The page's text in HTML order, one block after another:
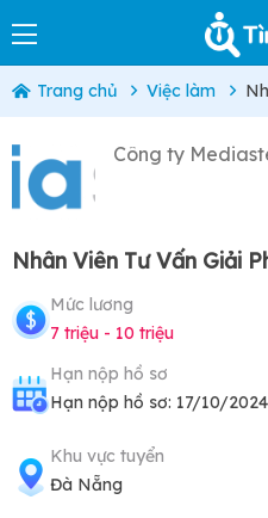
Trang chủ Việc làm
Công ty
Nhân Viên Tư Vấn Giải
Mức lương
7 triệu - 10 triệu
Hạn nộp hồ sơ
Hạn nộp hồ sơ: 17/10/2024
Khu vực tuyển
Đà Nẵng